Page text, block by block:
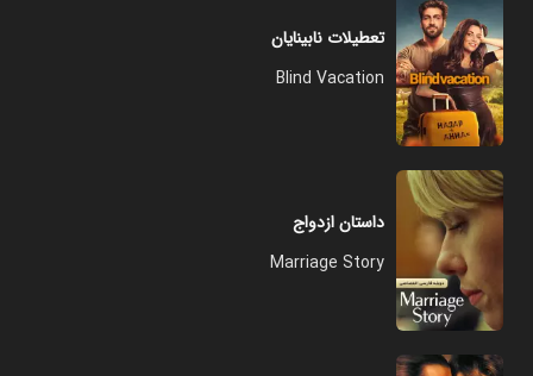
تعطیلات نابینایان
Blind Vacation
داستان ازدواج
Marriage Story